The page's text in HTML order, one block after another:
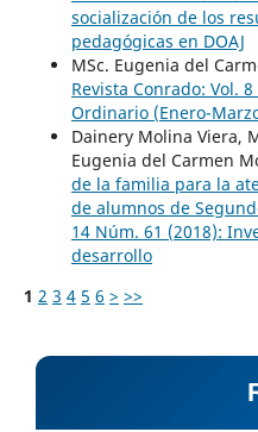
socialización de los
pedagógicas en DOAJ
MSc. Eugenia del
Revista Conrado: Vol.
Ordinario (Enero-
Dainery Molina Viera,
Eugenia del Carmen
de la familia para la
de alumnos de
14 Núm. 61 (2018):
desarrollo
1 2 3 4 5 6 > >>